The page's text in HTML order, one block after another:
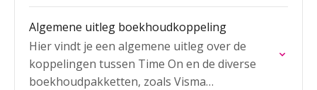
Algemene uitleg boekhoudkoppeling
Hier vindt je een algemene uitleg over de
koppelingen tussen Time On en de diverse
boekhoudpakketten, zoals Visma